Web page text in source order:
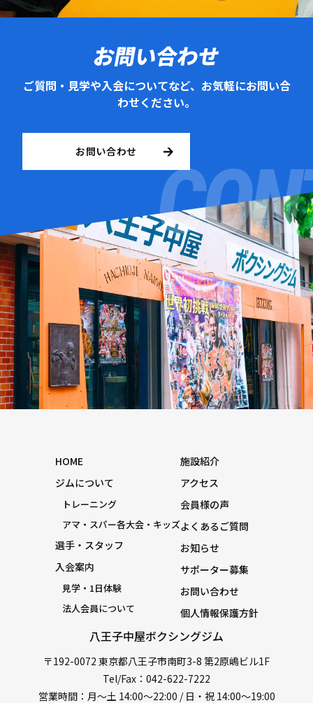
お問い合わせ
ご質問・見学や入会についてなど、お気軽にお問い合
わせください。
お問い合わせ
八王子中屋ボクシングジム
〒192-0072 東京都八王子市南町3-8 第2原嶋ビル1F
Tel/Fax：042-622-7222
営業時間：月〜土 14:00〜22:00 / 日・祝 14:00〜19:00
HOME
ジムについて
トレーニング
アマ・スパー各大会・キッズ
選手・スタッフ
入会案内
見学・1日体験
法人会員について
施設紹介
アクセス
会員様の声
よくあるご質問
お知らせ
サポーター募集
お問い合わせ
個人情報保護方針